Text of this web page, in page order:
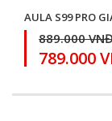
AULA S99 PRO
889.000
789.000